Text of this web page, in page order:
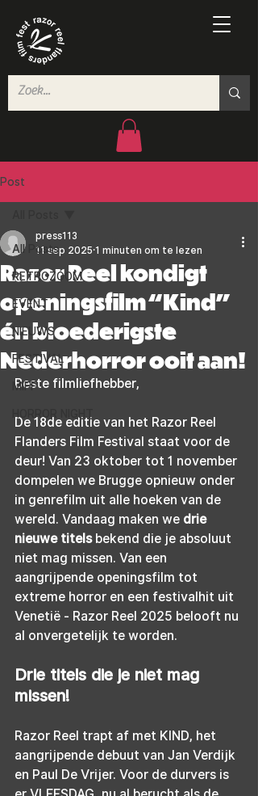
Post
All Posts
RETROZOOM
EVENT
NIEUWS
FESTIVAL
MIFF
Razor Reel kondigt
openingsfilm “Kind”
én bloederigste
Nederhorror ooit aan!
press113
11 sep 2025 1 minuten om te lezen
Beste filmliefhebber,
De 18de editie van het Razor Reel
Flanders Film Festival staat voor de
deur! Van 23 oktober tot 1 november
dompelen we Brugge opnieuw onder
in genrefilm uit alle hoeken van de
wereld. Vandaag maken we drie
nieuwe titels bekend die je absoluut
niet mag missen. Van een
aangrijpende openingsfilm tot
extreme horror en een festivalhit uit
Venetië - Razor Reel 2025 belooft nu
al onvergetelijk te worden.
Drie titels die je niet mag
missen!
Razor Reel trapt af met KIND, het
aangrijpende debuut van Jan Verdijk
en Paul De Vrijer. Voor de durvers is